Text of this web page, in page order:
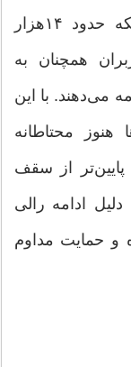
کارمزد روزانه تراکنش‌ها در این شبکه حدود ۱۴‌هزار
همچنان به
می‌دهند. با این
محتاطانه
هم بیش از ۹۰‌درصد پایین‌تر از سقف
ادامه رالی
و حمایت مداوم